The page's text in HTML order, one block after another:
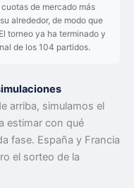
de mercado más
alrededor, de modo que
torneo ya ha terminado y
de los 104 partidos.
arriba, simulamos el
estimar con qué
fase. España y Francia
el sorteo de la